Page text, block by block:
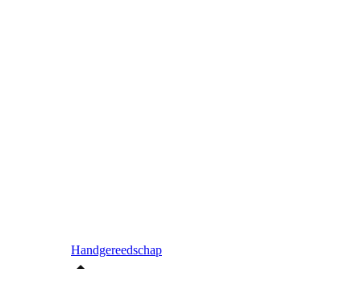
Handgereedschap